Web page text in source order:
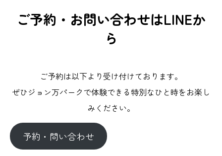
ご予約・お問い合わせはLINEか
ら
ご予約は以下より受け付けております。
ぜひジョン万パークで体験できる特別なひと時をお楽し
みください。
予約・問い合わせ